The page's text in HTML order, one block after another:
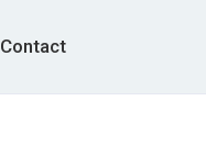
Contact